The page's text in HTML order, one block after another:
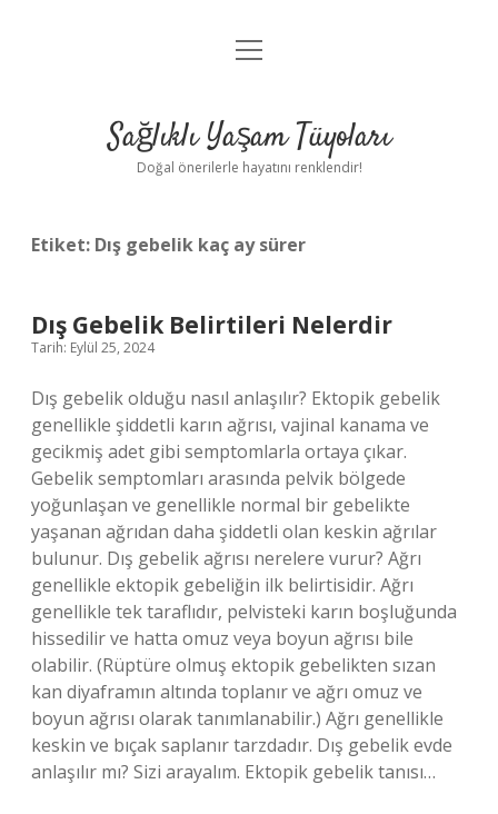
Anasayfa
Yasal Uyarı
menüyü
Sağlıklı Yaşam Tüyoları
Doğal önerilerle hayatını renklendir!
Etiket: Dış gebelik kaç ay sürer
Dış Gebelik Belirtileri Nelerdir
Tarih: Eylül 25, 2024
Dış gebelik olduğu nasıl anlaşılır? Ektopik gebelik
genellikle şiddetli karın ağrısı, vajinal kanama ve
gecikmiş adet gibi semptomlarla ortaya çıkar.
Gebelik semptomları arasında pelvik bölgede
yoğunlaşan ve genellikle normal bir gebelikte
yaşanan ağrıdan daha şiddetli olan keskin ağrılar
bulunur. Dış gebelik ağrısı nerelere vurur? Ağrı
genellikle ektopik gebeliğin ilk belirtisidir. Ağrı
genellikle tek taraflıdır, pelvisteki karın boşluğunda
hissedilir ve hatta omuz veya boyun ağrısı bile
olabilir. (Rüptüre olmuş ektopik gebelikten sızan
kan diyaframın altında toplanır ve ağrı omuz ve
boyun ağrısı olarak tanımlanabilir.) Ağrı genellikle
keskin ve bıçak saplanır tarzdadır. Dış gebelik evde
anlaşılır mı? Sizi arayalım. Ektopik gebelik tanısı…